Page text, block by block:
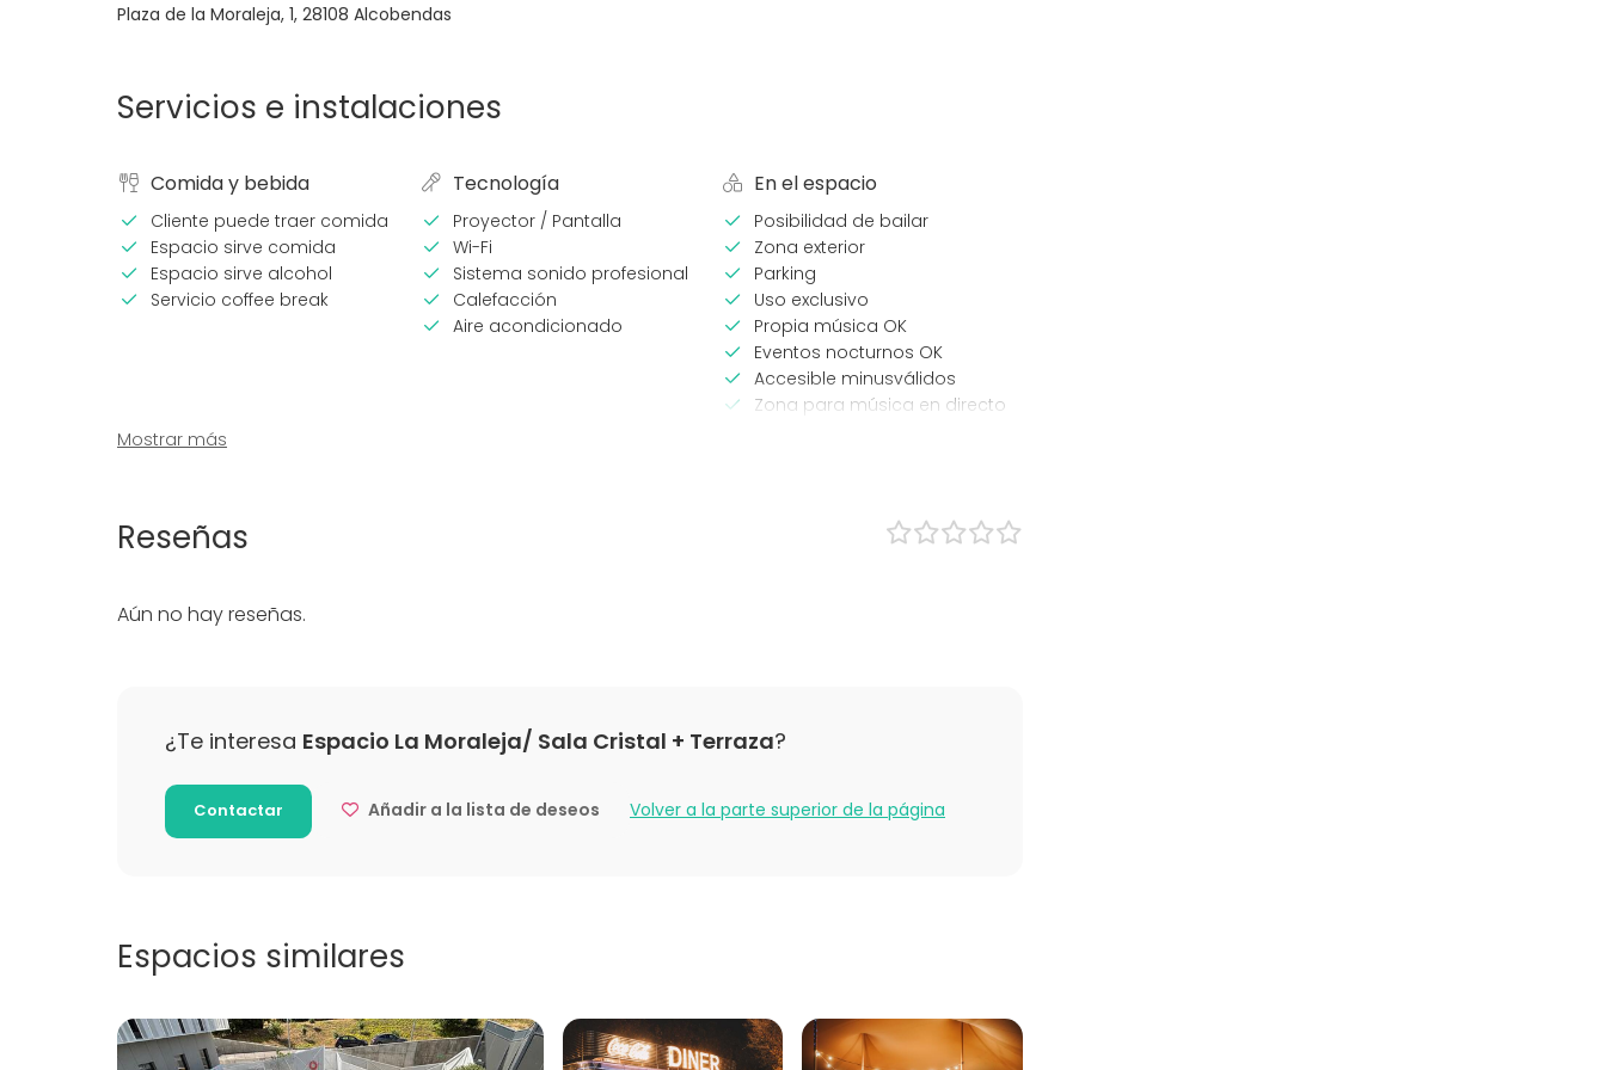
Plaza de la Moraleja, 1, 28108 Alcobendas
Servicios e instalaciones
Comida y bebida
Cliente puede traer comida
Espacio sirve comida
Espacio sirve alcohol
Servicio coffee break
Tecnología
Proyector / Pantalla
Wi-Fi
Sistema sonido profesional
Calefacción
Aire acondicionado
En el espacio
Posibilidad de bailar
Zona exterior
Parking
Uso exclusivo
Propia música OK
Eventos nocturnos OK
Accesible minusválidos
Zona para música en directo
Cocina para cliente
Mobiliario
Celebración familiar
Salón de banquetes
Aula de formación
Espacio al aire libre
Jardín / Patio
Actividades
Cocción / Clase de cócteles
Mostrar más
Reseñas
Aún no hay reseñas.
¿Te interesa Espacio La Moraleja/ Sala Cristal + Terraza?
Contactar Añadir a la lista de deseos Volver a la parte superior de la página
Espacios similares